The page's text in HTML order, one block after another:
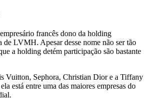
francês dono da holding
de LVMH. Apesar desse nome não ser tão
a holding detém participação são bastante
Vuitton, Sephora, Christian Dior e a Tiffany
está entre uma das maiores empresas do